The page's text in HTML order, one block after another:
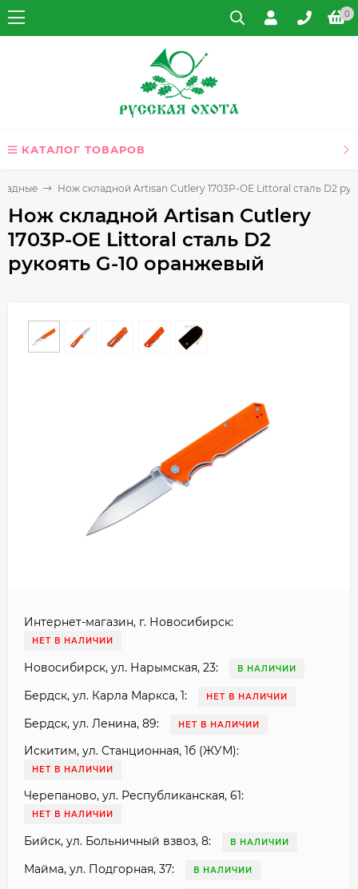
0
КАТАЛОГ ТОВАРОВ
Нож складной Artisan Cutlery 1703P-OE Littoral сталь D2
Нож складной Artisan Cutlery
1703P-OE Littoral сталь D2
рукоять G-10 оранжевый
Интернет-магазин, г. Новосибирск:
НЕТ В НАЛИЧИИ
Новосибирск, ул. Нарымская, 23: В НАЛИЧИИ
Бердск, ул. Карла Маркса, 1: НЕТ В НАЛИЧИИ
Бердск, ул. Ленина, 89: НЕТ В НАЛИЧИИ
Искитим, ул. Станционная, 1б (ЖУМ):
НЕТ В НАЛИЧИИ
Черепаново, ул. Республиканская, 61:
НЕТ В НАЛИЧИИ
Бийск, ул. Больничный взвоз, 8: В НАЛИЧИИ
Майма, ул. Подгорная, 37: В НАЛИЧИИ